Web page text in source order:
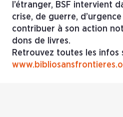
l’étranger, BSF intervient
crise, de guerre,
contribuer à son action
dons de livres.
Retrouvez toutes les infos